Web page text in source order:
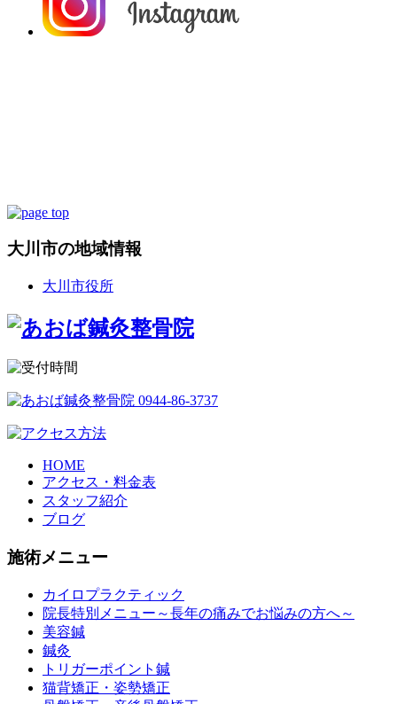
大川市の地域情報
大川市役所
HOME
アクセス・料金表
スタッフ紹介
ブログ
施術メニュー
カイロプラクティック
院長特別メニュー～長年の痛みでお悩みの方へ～
美容鍼
鍼灸
トリガーポイント鍼
猫背矯正・姿勢矯正